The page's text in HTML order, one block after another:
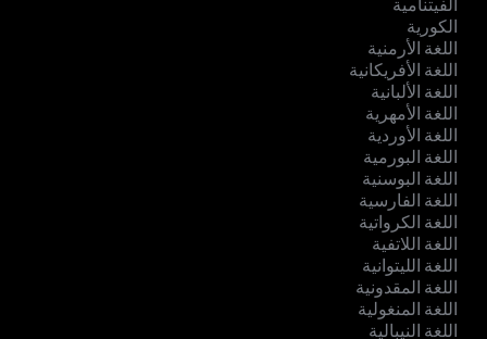
الفيتنامية
الكورية
اللغة الأرمنية
اللغة الأفريكانية
اللغة الألبانية
اللغة الأمهرية
اللغة الأوردية
اللغة البورمية
اللغة البوسنية
اللغة الفارسية
اللغة الكرواتية
اللغة اللاتفية
اللغة الليتوانية
اللغة المقدونية
اللغة المنغولية
اللغة النيبالية